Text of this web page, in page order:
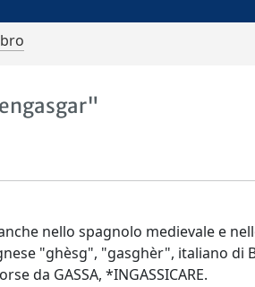
nello spagnolo medievale e
"ghèsg", "gasghèr", italiano di
da GASSA, *INGASSICARE.